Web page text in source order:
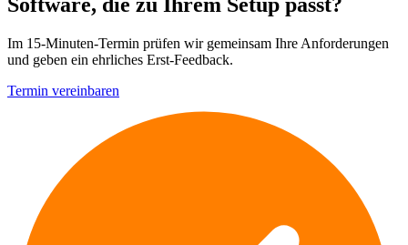
Software, die zu Ihrem Setup passt?
Im 15-Minuten-Termin prüfen wir gemeinsam Ihre Anforderungen
und geben ein ehrliches Erst-Feedback.
Termin vereinbaren